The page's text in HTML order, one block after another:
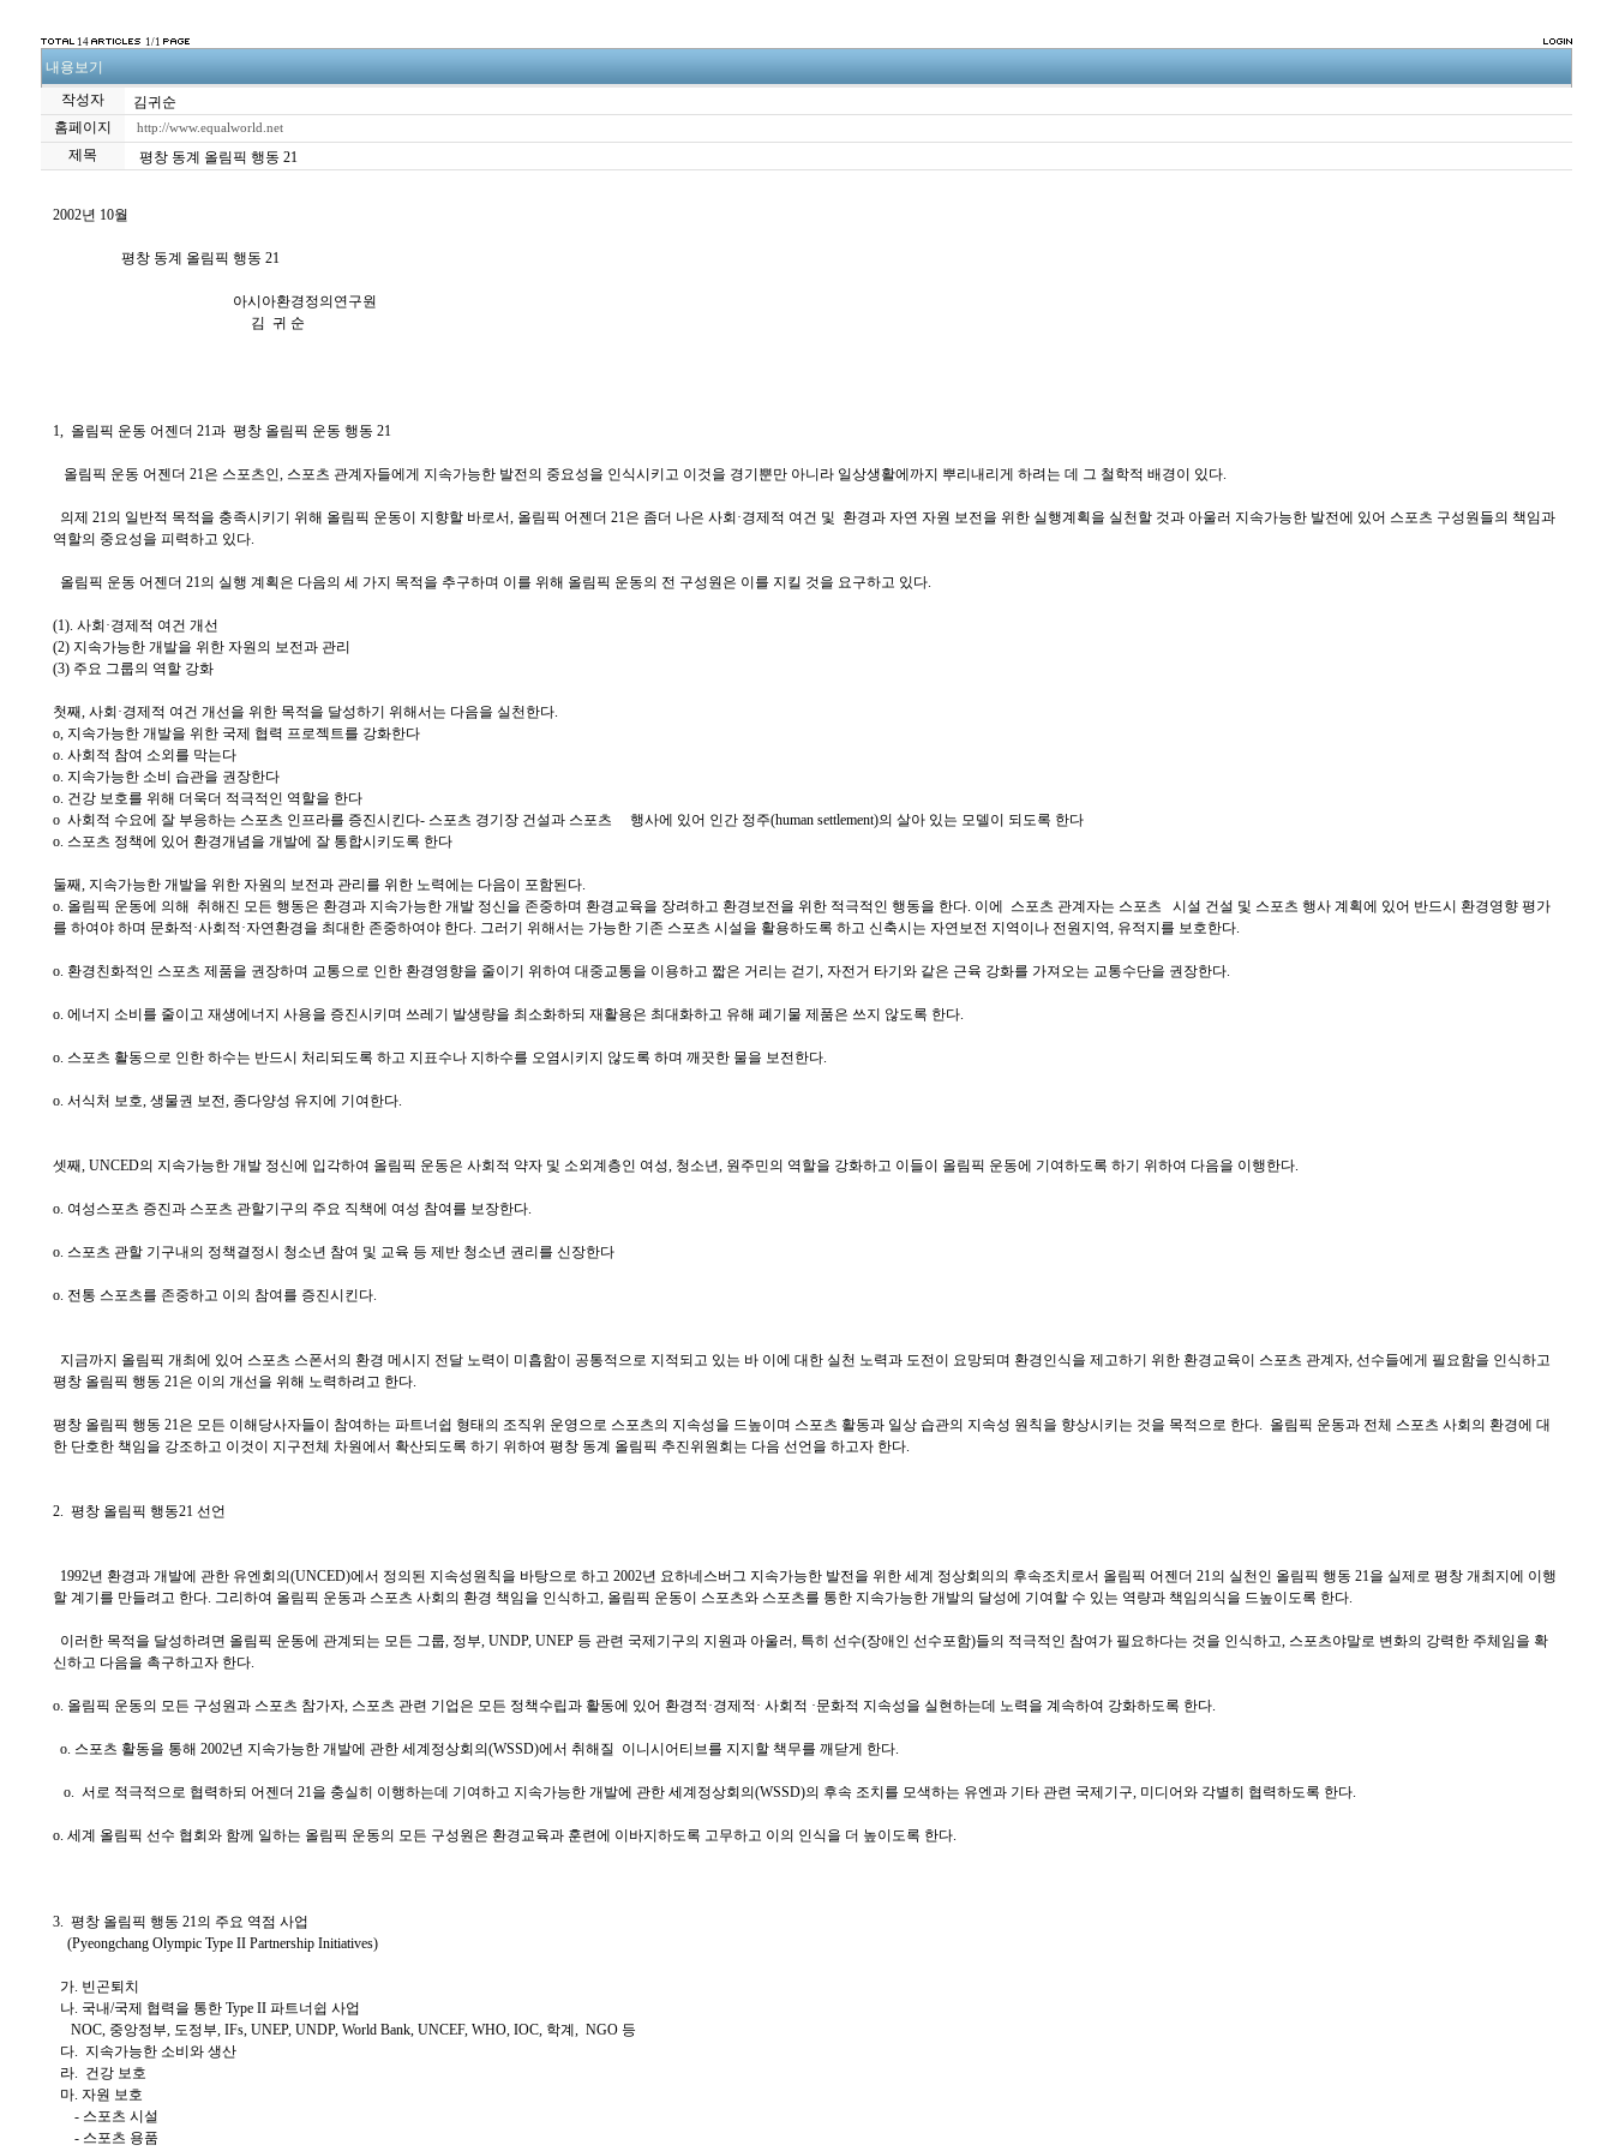
14 1/1
내용보기
작성자
김귀순
홈페이지
http://www.equalworld.net
제목 평창 동계 올림픽 행동 21
2002년 10월
평창 동계 올림픽 행동 21
아시아환경정의연구원
김 귀 순
1, 올림픽 운동 어젠더 21과 평창 올림픽 운동 행동 21
올림픽 운동 어젠더 21은 스포츠인, 스포츠 관계자들에게 지속가능한 발전의 중요성을 인식시키고 이것을 경기뿐만 아니라 일상생활에까지 뿌리내리게 하려는 데 그 철학적 배경이 있다.
의제 21의 일반적 목적을 충족시키기 위해 올림픽 운동이 지향할 바로서, 올림픽 어젠더 21은 좀더 나은 사회·경제적 여건 및 환경과 자연 자원 보전을 위한 실행계획을 실천할 것과 아울러 지속가능한 발전에 있어 스포츠 구성원들의 책임과
역할의 중요성을 피력하고 있다.
올림픽 운동 어젠더 21의 실행 계획은 다음의 세 가지 목적을 추구하며 이를 위해 올림픽 운동의 전 구성원은 이를 지킬 것을 요구하고 있다.
(1). 사회·경제적 여건 개선
(2) 지속가능한 개발을 위한 자원의 보전과 관리
(3) 주요 그룹의 역할 강화
첫째, 사회·경제적 여건 개선을 위한 목적을 달성하기 위해서는 다음을 실천한다.
o, 지속가능한 개발을 위한 국제 협력 프로젝트를 강화한다
o. 사회적 참여 소외를 막는다
o. 지속가능한 소비 습관을 권장한다
o. 건강 보호를 위해 더욱더 적극적인 역할을 한다
o 사회적 수요에 잘 부응하는 스포츠 인프라를 증진시킨다- 스포츠 경기장 건설과 스포츠 행사에 있어 인간 정주(human settlement)의 살아 있는 모델이 되도록 한다
o. 스포츠 정책에 있어 환경개념을 개발에 잘 통합시키도록 한다
둘째, 지속가능한 개발을 위한 자원의 보전과 관리를 위한 노력에는 다음이 포함된다.
o. 올림픽 운동에 의해 취해진 모든 행동은 환경과 지속가능한 개발 정신을 존중하며 환경교육을 장려하고 환경보전을 위한 적극적인 행동을 한다. 이에 스포츠 관계자는 스포츠 시설 건설 및 스포츠 행사 계획에 있어 반드시 환경영향 평가
를 하여야 하며 문화적·사회적·자연환경을 최대한 존중하여야 한다. 그러기 위해서는 가능한 기존 스포츠 시설을 활용하도록 하고 신축시는 자연보전 지역이나 전원지역, 유적지를 보호한다.
o. 환경친화적인 스포츠 제품을 권장하며 교통으로 인한 환경영향을 줄이기 위하여 대중교통을 이용하고 짧은 거리는 걷기, 자전거 타기와 같은 근육 강화를 가져오는 교통수단을 권장한다.
o. 에너지 소비를 줄이고 재생에너지 사용을 증진시키며 쓰레기 발생량을 최소화하되 재활용은 최대화하고 유해 폐기물 제품은 쓰지 않도록 한다.
o. 스포츠 활동으로 인한 하수는 반드시 처리되도록 하고 지표수나 지하수를 오염시키지 않도록 하며 깨끗한 물을 보전한다.
o. 서식처 보호, 생물권 보전, 종다양성 유지에 기여한다.
셋째, UNCED의 지속가능한 개발 정신에 입각하여 올림픽 운동은 사회적 약자 및 소외계층인 여성, 청소년, 원주민의 역할을 강화하고 이들이 올림픽 운동에 기여하도록 하기 위하여 다음을 이행한다.
o. 여성스포츠 증진과 스포츠 관할기구의 주요 직책에 여성 참여를 보장한다.
o. 스포츠 관할 기구내의 정책결정시 청소년 참여 및 교육 등 제반 청소년 권리를 신장한다
o. 전통 스포츠를 존중하고 이의 참여를 증진시킨다.
지금까지 올림픽 개최에 있어 스포츠 스폰서의 환경 메시지 전달 노력이 미흡함이 공통적으로 지적되고 있는 바 이에 대한 실천 노력과 도전이 요망되며 환경인식을 제고하기 위한 환경교육이 스포츠 관계자, 선수들에게 필요함을 인식하고
평창 올림픽 행동 21은 이의 개선을 위해 노력하려고 한다.
평창 올림픽 행동 21은 모든 이해당사자들이 참여하는 파트너쉽 형태의 조직위 운영으로 스포츠의 지속성을 드높이며 스포츠 활동과 일상 습관의 지속성 원칙을 향상시키는 것을 목적으로 한다. 올림픽 운동과 전체 스포츠 사회의 환경에 대
한 단호한 책임을 강조하고 이것이 지구전체 차원에서 확산되도록 하기 위하여 평창 동계 올림픽 추진위원회는 다음 선언을 하고자 한다.
2. 평창 올림픽 행동21 선언
1992년 환경과 개발에 관한 유엔회의(UNCED)에서 정의된 지속성원칙을 바탕으로 하고 2002년 요하네스버그 지속가능한 발전을 위한 세계 정상회의의 후속조치로서 올림픽 어젠더 21의 실천인 올림픽 행동 21을 실제로 평창 개최지에 이행
할 계기를 만들려고 한다. 그리하여 올림픽 운동과 스포츠 사회의 환경 책임을 인식하고, 올림픽 운동이 스포츠와 스포츠를 통한 지속가능한 개발의 달성에 기여할 수 있는 역량과 책임의식을 드높이도록 한다.
이러한 목적을 달성하려면 올림픽 운동에 관계되는 모든 그룹, 정부, UNDP, UNEP 등 관련 국제기구의 지원과 아울러, 특히 선수(장애인 선수포함)들의 적극적인 참여가 필요하다는 것을 인식하고, 스포츠야말로 변화의 강력한 주체임을 확
신하고 다음을 촉구하고자 한다.
o. 올림픽 운동의 모든 구성원과 스포츠 참가자, 스포츠 관련 기업은 모든 정책수립과 활동에 있어 환경적·경제적· 사회적 ·문화적 지속성을 실현하는데 노력을 계속하여 강화하도록 한다.
o. 스포츠 활동을 통해 2002년 지속가능한 개발에 관한 세계정상회의(WSSD)에서 취해질 이니시어티브를 지지할 책무를 깨닫게 한다.
o. 서로 적극적으로 협력하되 어젠더 21을 충실히 이행하는데 기여하고 지속가능한 개발에 관한 세계정상회의(WSSD)의 후속 조치를 모색하는 유엔과 기타 관련 국제기구, 미디어와 각별히 협력하도록 한다.
o. 세계 올림픽 선수 협회와 함께 일하는 올림픽 운동의 모든 구성원은 환경교육과 훈련에 이바지하도록 고무하고 이의 인식을 더 높이도록 한다.
3. 평창 올림픽 행동 21의 주요 역점 사업
(Pyeongchang Olympic Type II Partnership Initiatives)
가. 빈곤퇴치
나. 국내/국제 협력을 통한 Type II 파트너쉽 사업
NOC, 중앙정부, 도정부, IFs, UNEP, UNDP, World Bank, UNCEF, WHO, IOC, 학계, NGO 등
다. 지속가능한 소비와 생산
라. 건강 보호
마. 자원 보호
- 스포츠 시설
- 스포츠 용품